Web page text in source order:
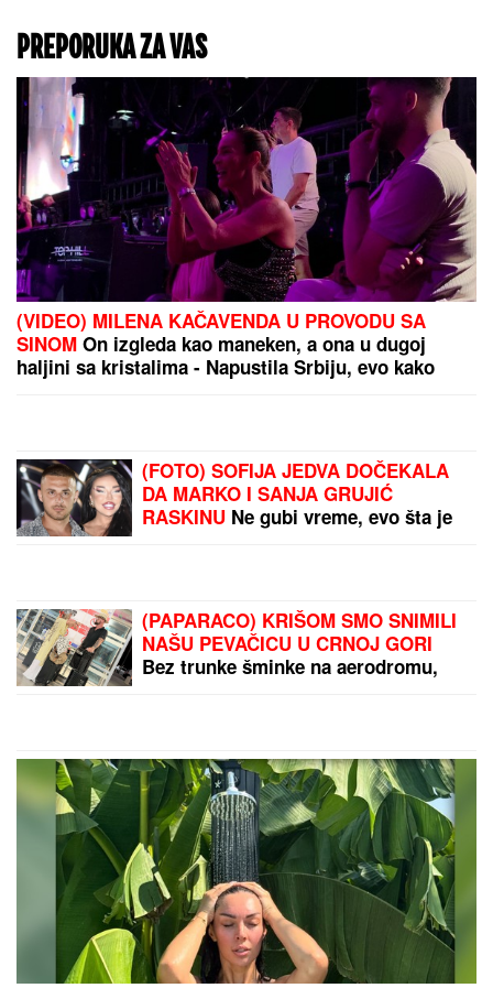
PREPORUKA ZA VAS
(VIDEO) MILENA KAČAVENDA U PROVODU SA
SINOM On izgleda kao maneken, a ona u dugoj
haljini sa kristalima - Napustila Srbiju, evo kako
(FOTO) SOFIJA JEDVA DOČEKALA
DA MARKO I SANJA GRUJIĆ
RASKINU Ne gubi vreme, evo šta je
(PAPARACO) KRIŠOM SMO SNIMILI
NAŠU PEVAČICU U CRNOJ GORI
Bez trunke šminke na aerodromu,